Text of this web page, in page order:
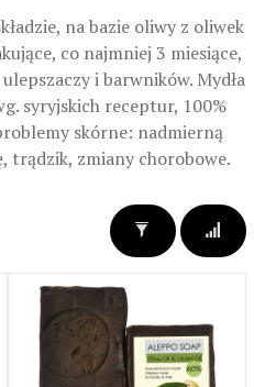
na bazie oliwy z oliwek
co najmniej 3 miesiące,
i barwników. Mydła
syryjskich receptur, 100%
skórne: nadmierną
trądzik, zmiany chorobowe.